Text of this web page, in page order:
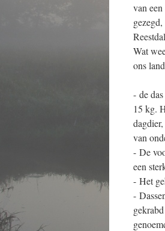
van
Wat
ons
- de
15 kg.
van
- De
een
- Het
-